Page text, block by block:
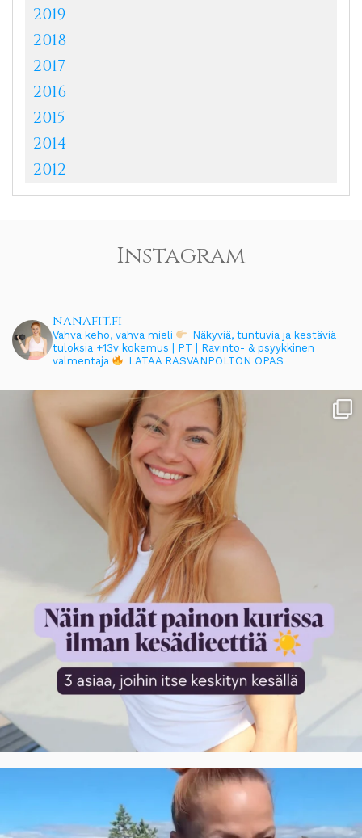
2019
2018
2017
2016
2015
2014
2012
Instagram
nanafit.fi
Vahva keho, vahva mieli
Näkyviä, tuntuvia ja kestäviä
tuloksia +13v kokemus | PT | Ravinto- & psyykkinen
valmentaja
LATAA RASVANPOLTON OPAS